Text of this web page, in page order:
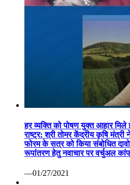
हर व्यक्ति को पोषण युक्त आहार
राष्ट्र: श्री तोमर केंद्रीय कृषि मंत्री
फोरम के सत्र को किया संबोधित
रूपांतरण हेतु नवाचार पर वर्चुअल
—01/27/2021